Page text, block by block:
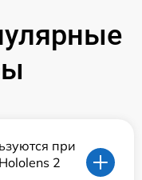
при
2